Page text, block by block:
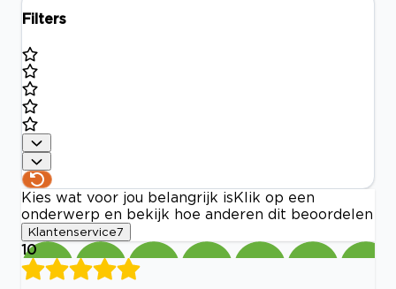
Filters
Kies wat voor jou belangrijk is Klik op een
onderwerp en bekijk hoe anderen dit beoordelen
Klantenservice7
10